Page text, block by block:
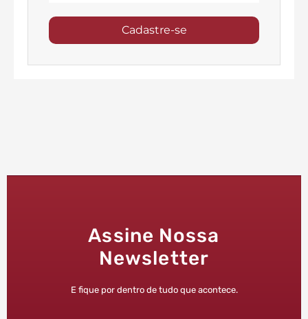
Cadastre-se
Assine Nossa
Newsletter
E fique por dentro de tudo que acontece.